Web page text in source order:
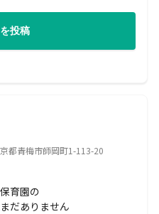
投稿
都青梅市師岡町1-113-20
育園の
だありません